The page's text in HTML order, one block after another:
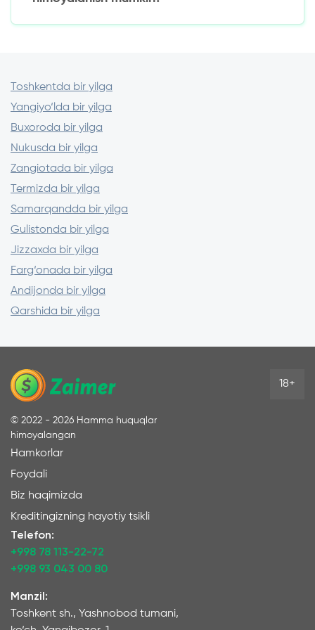
Ehtiyot choralari:
Shartnoma shartlarini sinchiklab o‘rganish
Toshkentda bir yilga
Yangiyo‘lda bir yilga
Buxoroda bir yilga
Nukusda bir yilga
Zangiotada bir yilga
Termizda bir yilga
Samarqandda bir yilga
Gulistonda bir yilga
Jizzaxda bir yilga
Farg‘onada bir yilga
Andijonda bir yilga
Qarshida bir yilga
© 2022 - 2026 Hamma huquqlar
himoyalangan
Hamkorlar
Foydali
Biz haqimizda
Kreditingizning hayotiy tsikli
Telefon:
+998 78 113-22-72
+998 93 043 00 80
Manzil:
Toshkent sh., Yashnobod tumani,
18+